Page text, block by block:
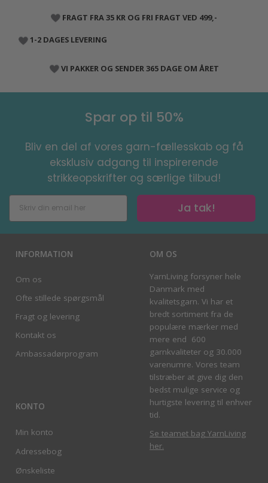
FRAGT FRA 35 KR OG FRI FRAGT VED 499,-
1-2 DAGES LEVERING
VI PAKKER OG SENDER 365 DAGE OM ÅRET
Spar op til 50%
Bliv en del af vores garn-fællesskab og få
eksklusiv adgang til inspirerende
strikkeopskrifter og særlige tilbud!
Ja tak!
INFORMATION
Om os
Ofte stillede spørgsmål
Fragt og levering
Kontakt os
Ambassadørprogram
KONTO
Min konto
Adressebog
Ønskeliste
OM OS
YarnLiving forsyner hele
Danmark med
kvalitetsgarn. Vi har et
bredt sortiment fra de
populære mærker med
mere end 600
garnkvaliteter og 30.000
varenumre. Vores team
tilstræber at give dig den
bedst mulige service og
hurtigste levering til enhver
tid.
Se teamet bag YarnLiving
her.